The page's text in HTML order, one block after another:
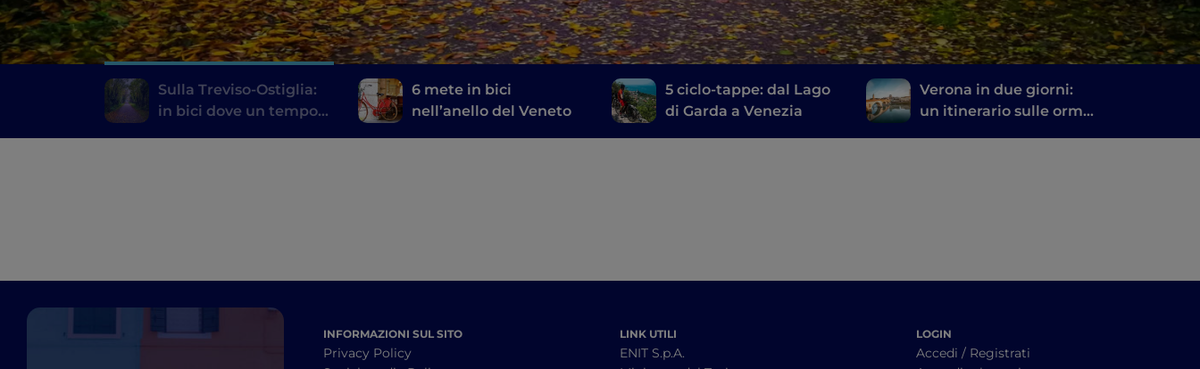
Sulla Treviso-Ostiglia:
in bici dove un tempo
6 mete in bici
nell’anello del Veneto
5 ciclo-tappe: dal Lago
di Garda a Venezia
Verona in due giorni:
un itinerario sulle orme
INFORMAZIONI SUL SITO
Privacy Policy
LINK UTILI
ENIT S.p.A.
LOGIN
Accedi / Registrati